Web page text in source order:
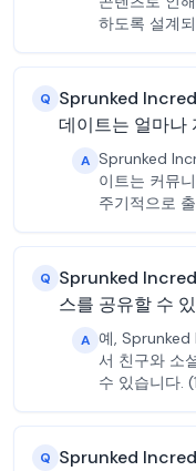
하도록 설계
Q Sprunked
데이트는 얼마나
A Sprunked
이트는 커뮤
주기적으로
Q Sprunked
스를 공유할 수
A 예, Sprunked
서 친구와 소
수 있습니다.
Q Sprunked